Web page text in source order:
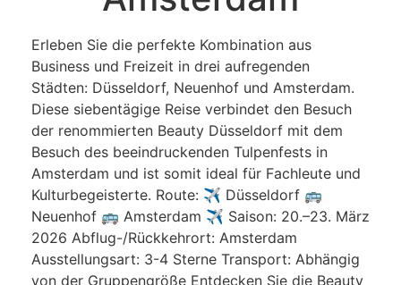
Erleben Sie die perfekte Kombination aus
Business und Freizeit in drei aufregenden
Städten: Düsseldorf, Neuenhof und Amsterdam.
Diese siebentägige Reise verbindet den Besuch
der renommierten Beauty Düsseldorf mit dem
Besuch des beeindruckenden Tulpenfests in
Amsterdam und ist somit ideal für Fachleute und
Kulturbegeisterte. Route: ✈ Düsseldorf 🚌
Neuenhof 🚌 Amsterdam ✈ Saison: 20.–23. März
2026 Abflug-/Rückkehrort: Amsterdam
Ausstellungsart: 3-4 Sterne Transport: Abhängig
von der Gruppengröße Entdecken Sie die Beauty